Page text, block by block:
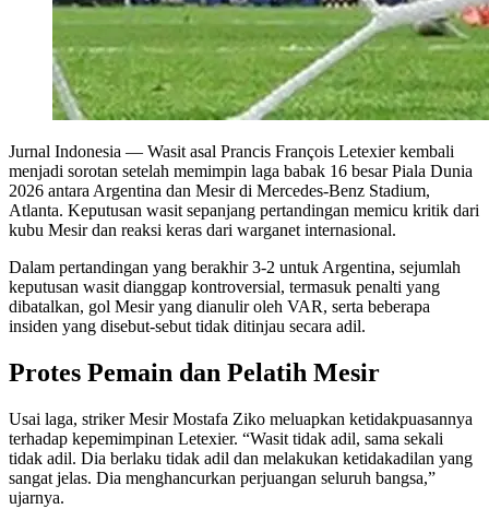
Jurnal Indonesia — Wasit asal Prancis François Letexier kembali
menjadi sorotan setelah memimpin laga babak 16 besar Piala Dunia
2026 antara Argentina dan Mesir di Mercedes-Benz Stadium,
Atlanta. Keputusan wasit sepanjang pertandingan memicu kritik dari
kubu Mesir dan reaksi keras dari warganet internasional.
Dalam pertandingan yang berakhir 3-2 untuk Argentina, sejumlah
keputusan wasit dianggap kontroversial, termasuk penalti yang
dibatalkan, gol Mesir yang dianulir oleh VAR, serta beberapa
insiden yang disebut-sebut tidak ditinjau secara adil.
Protes Pemain dan Pelatih Mesir
Usai laga, striker Mesir Mostafa Ziko meluapkan ketidakpuasannya
terhadap kepemimpinan Letexier. “Wasit tidak adil, sama sekali
tidak adil. Dia berlaku tidak adil dan melakukan ketidakadilan yang
sangat jelas. Dia menghancurkan perjuangan seluruh bangsa,”
ujarnya.